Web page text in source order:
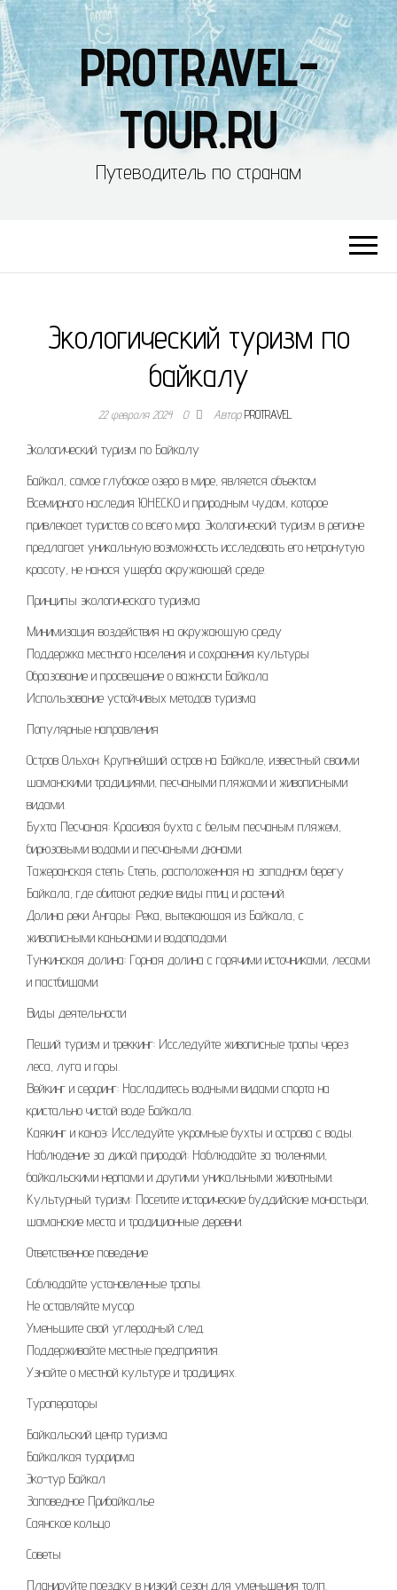
PROTRAVEL-
TOUR.RU
Путеводитель по странам
Экологический туризм по
байкалу
22 февраля 2024 0 АвторPROTRAVEL
Экологический туризм по Байкалу
Байкал, самое глубокое озеро в мире, является объектом
Всемирного наследия ЮНЕСКО и природным чудом, которое
привлекает туристов со всего мира. Экологический туризм в регионе
предлагает уникальную возможность исследовать его нетронутую
красоту, не нанося ущерба окружающей среде.
Принципы экологического туризма
Минимизация воздействия на окружающую среду
Поддержка местного населения и сохранения культуры
Образование и просвещение о важности Байкала
Использование устойчивых методов туризма
Популярные направления
Остров Ольхон: Крупнейший остров на Байкале, известный своими
шаманскими традициями, песчаными пляжами и живописными
видами.
Бухта Песчаная: Красивая бухта с белым песчаным пляжем,
бирюзовыми водами и песчаными дюнами.
Тажеранская степь: Степь, расположенная на западном берегу
Байкала, где обитают редкие виды птиц и растений.
Долина реки Ангары: Река, вытекающая из Байкала, с
живописными каньонами и водопадами.
Тункинская долина: Горная долина с горячими источниками, лесами
и пастбищами.
Виды деятельности
Пеший туризм и треккинг: Исследуйте живописные тропы через
леса, луга и горы.
Вейкинг и серфинг: Насладитесь водными видами спорта на
кристально чистой воде Байкала.
Каякинг и каноэ: Исследуйте укромные бухты и острова с воды.
Наблюдение за дикой природой: Наблюдайте за тюленями,
байкальскими нерпами и другими уникальными животными.
Культурный туризм: Посетите исторические буддийские монастыри,
шаманские места и традиционные деревни.
Ответственное поведение
Соблюдайте установленные тропы.
Не оставляйте мусор.
Уменьшите свой углеродный след.
Поддерживайте местные предприятия.
Узнайте о местной культуре и традициях.
Туроператоры
Байкальский центр туризма
Байкалкая турфирма
Эко-тур Байкал
Заповедное Прибайкалье
Саянское кольцо
Советы
Планируйте поездку в низкий сезон для уменьшения толп.